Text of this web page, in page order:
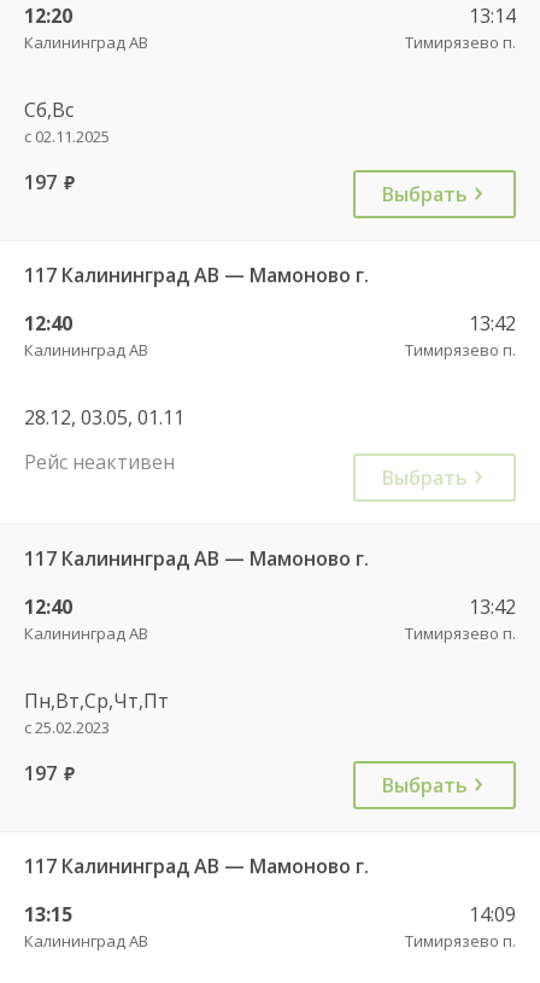
12:20
Калининград АВ
13:14
Тимирязево п.
Сб,Вс
с 02.11.2025
197 руб. Выбрать
117 Калининград АВ — Мамоново г.
12:40
Калининград АВ
13:42
Тимирязево п.
28.12, 03.05, 01.11
Рейс неактивен
Выбрать
117 Калининград АВ — Мамоново г.
12:40
Калининград АВ
13:42
Тимирязево п.
Пн,Вт,Ср,Чт,Пт
с 25.02.2023
197 руб. Выбрать
117 Калининград АВ — Мамоново г.
13:15
Калининград АВ
14:09
Тимирязево п.